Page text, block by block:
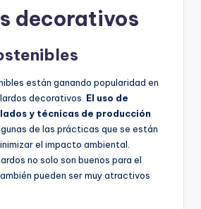
decorativos
están ganando popularidad en
decorativos. El uso de
y técnicas de producción
de las prácticas que se están
el impacto ambiental.
no solo son buenos para el
pueden ser muy atractivos